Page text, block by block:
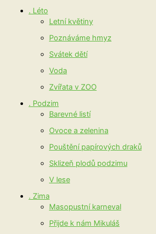
. Léto
Letní květiny
Poznáváme hmyz
Svátek dětí
Voda
Zvířata v ZOO
. Podzim
Barevné listí
Ovoce a zelenina
Pouštění papírových draků
Sklizeň plodů podzimu
V lese
. Zima
Masopustní karneval
Přijde k nám Mikuláš